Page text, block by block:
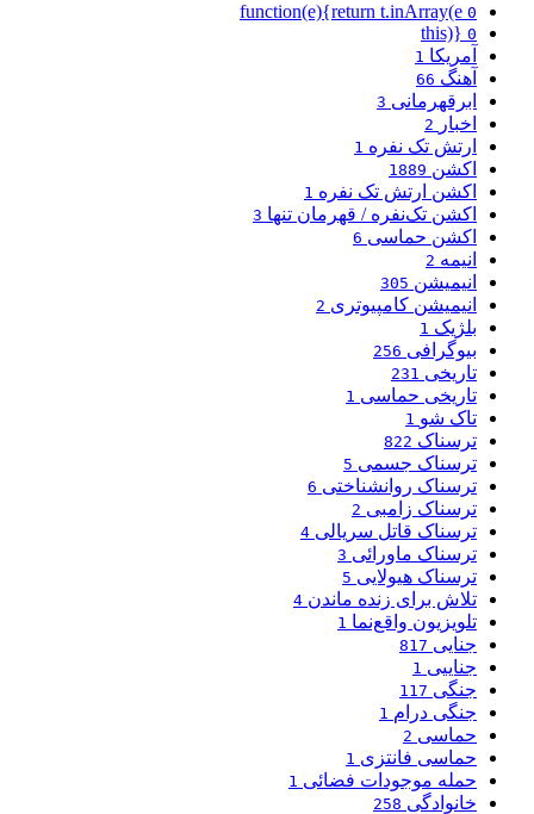
function(e){return t.inArray(e 0
this)} 0
آمریکا 1
آهنگ 66
ابرقهرمانی 3
اخبار 2
ارتش تک نفره 1
اکشن 1889
اکشن ارتش تک نفره 1
اکشن تک‌نفره / قهرمان تنها 3
اکشن حماسی 6
انیمه 2
انیمیشن 305
انیمیشن کامپیوتری 2
بلژیک 1
بیوگرافی 256
تاریخی 231
تاریخی حماسی 1
تاک شو 1
ترسناک 822
ترسناک جسمی 5
ترسناک روانشناختی 6
ترسناک زامبی 2
ترسناک قاتل سریالی 4
ترسناک ماورائی 3
ترسناک هیولایی 5
تلاش برای زنده ماندن 4
تلویزیون واقع‌نما 1
جنایی 817
جناییی 1
جنگی 117
جنگی درام 1
حماسی 2
حماسی فانتزی 1
حمله موجودات فضائی 1
خانوادگی 258